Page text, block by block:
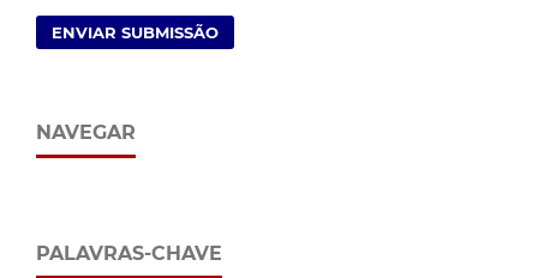
ENVIAR SUBMISSÃO
NAVEGAR
PALAVRAS-CHAVE